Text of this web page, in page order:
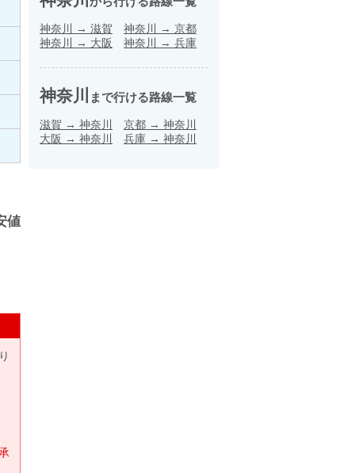
値
神奈川 → 滋賀 神奈川 → 京都
神奈川
→ 大阪 神奈川 → 兵庫
神奈川 まで行ける路線一覧
滋賀 → 神奈川 京都 → 神奈川
大阪 → 神奈川 兵庫 → 神奈川